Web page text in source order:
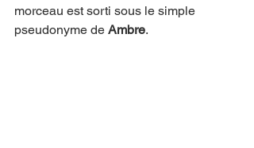
morceau est sorti sous le simple
pseudonyme de Ambre.